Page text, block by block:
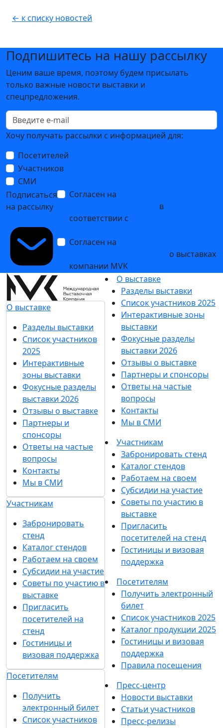
← к списку новостей
Подпишитесь на нашу рассылку
Ценим ваше время, поэтому будем присылать
только важные новости выставки и
спецпредложения.
Хочу получать рассылки с информацией для:
Посетителей
Участников
СМИ
Подписаться
на рассылку
Согласен на
в
соответствии с
Согласен на
о выставках
компании MVK
О выставке
Разделы выставки
Список участников
2025
Интерактивные
зоны выставки
Фокусные разделы
выставки 2026
Отзывы о выставке
Партнеры и
спонсоры
Ответы на частые
вопросы
Контакты
Мы в СМИ
Участникам
Забронировать
стенд
Каталог стендов
Работаем на своем
Субсидии на участие
Советы по участию в
выставке
Пригласить
посетителей на
стенд
Гостиницы и
визовая поддержка
Посетителям
Получить
электронный билет
Список участников
О выставке
Разделы выставки
Список участников 2025
Интерактивные зоны
выставки
Фокусные разделы
выставки 2026
Отзывы о выставке
Партнеры и спонсоры
Ответы на частые
вопросы
Контакты
Мы в СМИ
Участникам
Забронировать стенд
Каталог стендов
Работаем на своем
Субсидии на участие
Советы по участию в
выставке
Пригласить
посетителей на стенд
Гостиницы и визовая
поддержка
Посетителям
Получить электронный
билет
Список участников 2025
Каталог продукции 2025
Гостиницы и визовая
поддержка
Правила посещения
Пресс-центр
Новости выставки
Статьи участников
Пресс-релизы